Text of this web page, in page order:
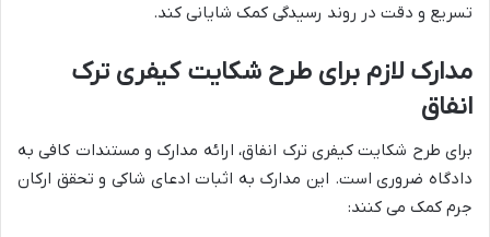
تسریع و دقت در روند رسیدگی کمک شایانی کند.
مدارک لازم برای طرح شکایت کیفری ترک
انفاق
برای طرح شکایت کیفری ترک انفاق، ارائه مدارک و مستندات کافی به
دادگاه ضروری است. این مدارک به اثبات ادعای شاکی و تحقق ارکان
جرم کمک می کنند: